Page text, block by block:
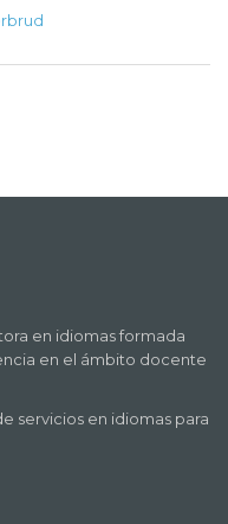
en idiomas formada
en el ámbito docente
servicios en idiomas para